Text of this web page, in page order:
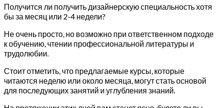
Получится ли получить дизайнерскую специальность хотя
бы за месяц или 2-4 недели?
Не очень просто, но возможно при ответственном подходе
к обучению, чтении профессиональной литературы и
трудолюбии.
Стоит отметить, что предлагаемые курсы, которые
читаются неделю или около месяца, могут стать основой
для последующих занятий и углубления знаний.